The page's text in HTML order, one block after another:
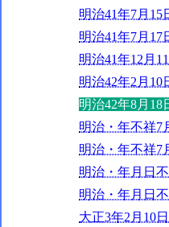
明治41年7月15
明治41年7月17
明治41年12月
明治42年2月10
明治42年8月18
明治・年不祥7
明治・年不祥7
明治・年月日
明治・年月日
大正3年2月10